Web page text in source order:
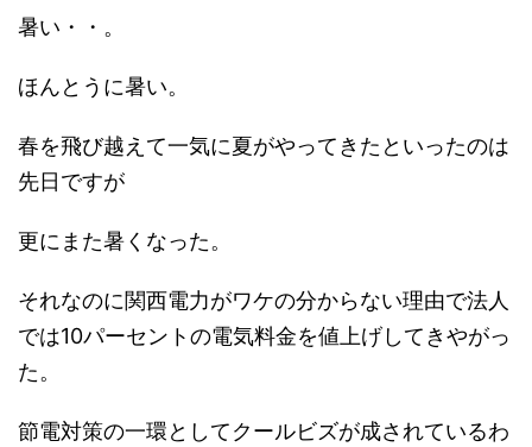
暑い・・。
ほんとうに暑い。
春を飛び越えて一気に夏がやってきたといったのは
先日ですが
更にまた暑くなった。
それなのに関西電力がワケの分からない理由で法人
では10パーセントの電気料金を値上げしてきやがっ
た。
節電対策の一環としてクールビズが成されているわ